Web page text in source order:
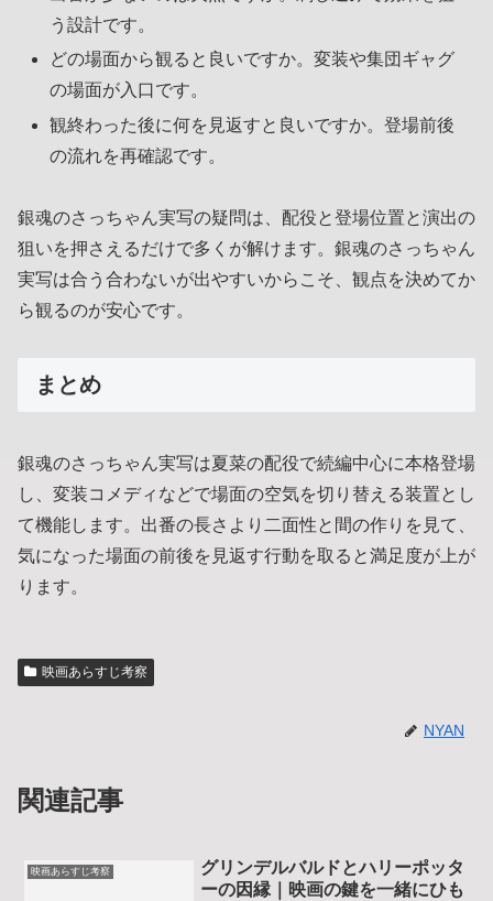
う設計です。
どの場面から観ると良いですか。変装や集団ギャグ
の場面が入口です。
観終わった後に何を見返すと良いですか。登場前後
の流れを再確認です。
銀魂のさっちゃん実写の疑問は、配役と登場位置と演出の
狙いを押さえるだけで多くが解けます。銀魂のさっちゃん
実写は合う合わないが出やすいからこそ、観点を決めてか
ら観るのが安心です。
まとめ
銀魂のさっちゃん実写は夏菜の配役で続編中心に本格登場
し、変装コメディなどで場面の空気を切り替える装置とし
て機能します。出番の長さより二面性と間の作りを見て、
気になった場面の前後を見返す行動を取ると満足度が上が
ります。
映画あらすじ考察
NYAN
関連記事
映画あらすじ考察
グリンデルバルドとハリーポッタ
ーの因縁｜映画の鍵を一緒にひも